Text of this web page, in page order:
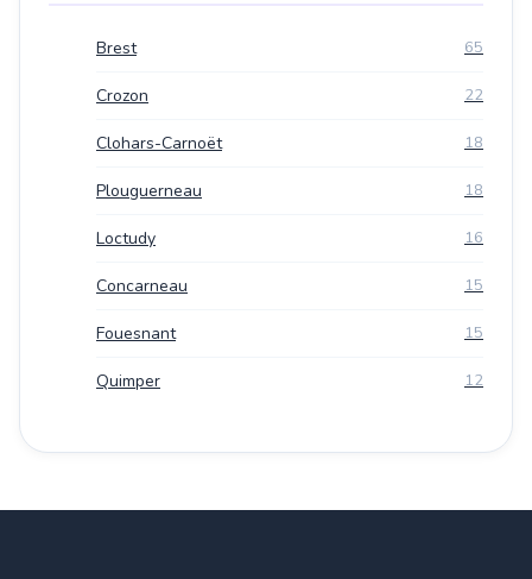
Brest 65
Crozon 22
Clohars-Carnoët 18
Plouguerneau 18
Loctudy 16
Concarneau 15
Fouesnant 15
Quimper 12